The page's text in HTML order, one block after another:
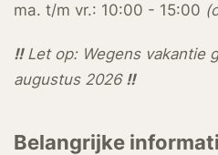
ma. t/m vr.: 10:00 - 15:00
!!Let op: Wegens vakantie
augustus 2026 !!
Belangrijke